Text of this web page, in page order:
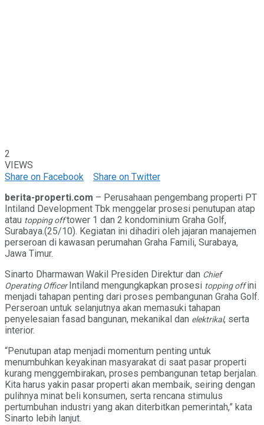
2
VIEWS
Share on Facebook
Share on Twitter
berita-properti.com – Perusahaan pengembang properti PT
Intiland Development Tbk menggelar prosesi penutupan atap
atau topping offtower 1 dan 2 kondominium Graha Golf,
Surabaya.(25/10). Kegiatan ini dihadiri oleh jajaran manajemen
perseroan di kawasan perumahan Graha Famili, Surabaya,
Jawa Timur.
Sinarto Dharmawan Wakil Presiden Direktur dan Chief
Operating Officer Intiland mengungkapkan prosesi topping offini
menjadi tahapan penting dari proses pembangunan Graha Golf.
Perseroan untuk selanjutnya akan memasuki tahapan
penyelesaian fasad bangunan, mekanikal dan elektrikal, serta
interior.
“Penutupan atap menjadi momentum penting untuk
menumbuhkan keyakinan masyarakat di saat pasar properti
kurang menggembirakan, proses pembangunan tetap berjalan.
Kita harus yakin pasar properti akan membaik, seiring dengan
pulihnya minat beli konsumen, serta rencana stimulus
pertumbuhan industri yang akan diterbitkan pemerintah,” kata
Sinarto lebih lanjut.